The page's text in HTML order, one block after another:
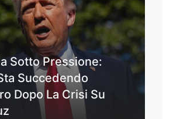
Sotto Pressione:
Succedendo
Dopo La Crisi Su